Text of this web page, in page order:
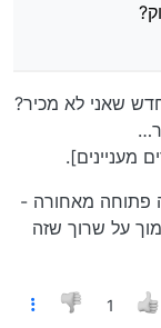
שאני לא מכיר?
מעניינים].
פתוחה מאחורה -
על שרוך שזה
1